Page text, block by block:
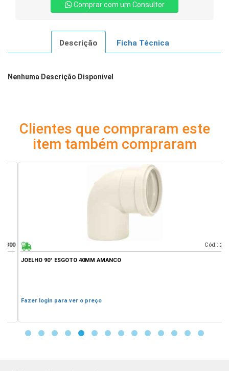
Comprar com um Consultor
Descrição Ficha Técnica
Nenhuma Descrição Disponível
Clientes que compraram este
item também compraram
Cód.:247
JOELHO 90° ESGOTO 40MM AMANCO
Fazer login para ver o preço